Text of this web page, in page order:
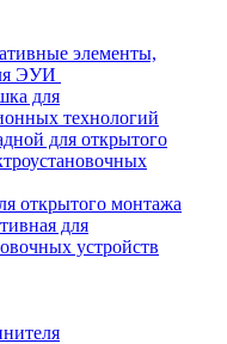
элементы,
ЭУИ
для
технологий
для открытого
открытого монтажа
для
устройств